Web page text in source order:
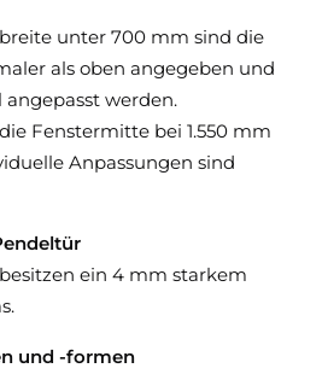
unter 700 mm sind die
als oben angegeben und
werden.
Fenstermitte bei 1.550 mm
Anpassungen sind
ein 4 mm starkem
und -formen